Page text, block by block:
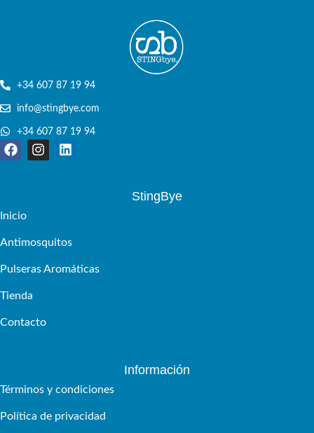
+34 607 87 19 94
info@stingbye.com
+34 607 87 19 94
StingBye
Inicio
Antimosquitos
Pulseras Aromáticas
Tienda
Contacto
Información
Términos y condiciones
Política de privacidad